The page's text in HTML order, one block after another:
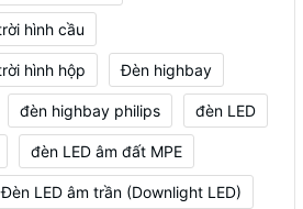
hình cầu
hình hộp Đèn highbay
đèn highbay philips đèn LED
đèn LED âm đất MPE
Đèn LED âm trần (Downlight LED)